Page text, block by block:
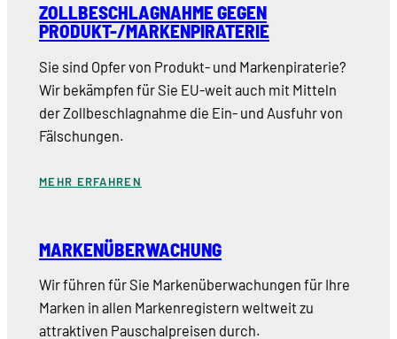
ZOLLBESCHLAGNAHME GEGEN
PRODUKT-/MARKENPIRATERIE
Sie sind Opfer von Produkt- und Markenpiraterie?
Wir bekämpfen für Sie EU-weit auch mit Mitteln
der Zollbeschlagnahme die Ein- und Ausfuhr von
Fälschungen.
MEHR ERFAHREN
MARKENÜBERWACHUNG
Wir führen für Sie Markenüberwachungen für Ihre
Marken in allen Markenregistern weltweit zu
attraktiven Pauschalpreisen durch.